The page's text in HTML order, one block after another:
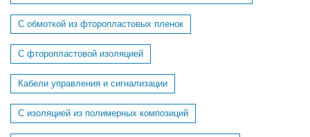
С обмоткой из фторопластовых пленок
С фторопластовой изоляцией
Кабели управления и сигнализации
С изоляцией из полимерных композиций